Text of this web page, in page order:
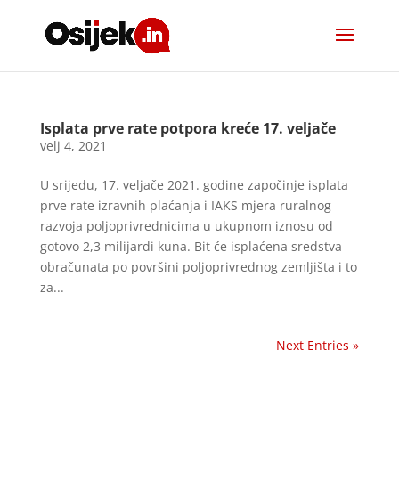
Isplata prve rate potpora kreće 17. veljače
velj 4, 2021
U srijedu, 17. veljače 2021. godine započinje isplata
prve rate izravnih plaćanja i IAKS mjera ruralnog
razvoja poljoprivrednicima u ukupnom iznosu od
gotovo 2,3 milijardi kuna. Bit će isplaćena sredstva
obračunata po površini poljoprivrednog zemljišta i to
za...
Next Entries »